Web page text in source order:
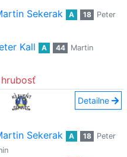
Sekerak A 18
Peter
Kall A 44
Martin
hrubosť
Detailne
Sekerak A 18
Peter